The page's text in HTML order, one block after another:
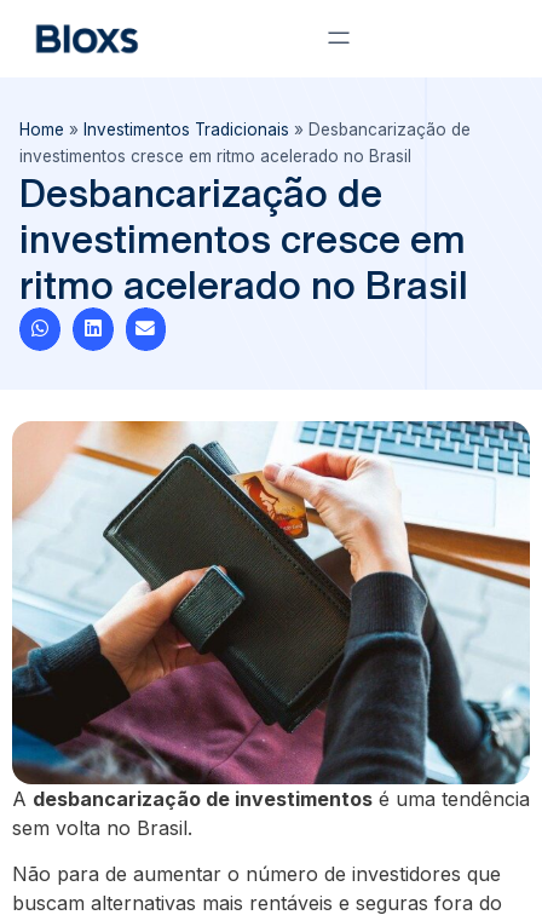
Home » Investimentos Tradicionais » Desbancarização de
investimentos cresce em ritmo acelerado no Brasil
Desbancarização de
investimentos cresce em
ritmo acelerado no Brasil
A desbancarização de investimentos é uma tendência
sem volta no Brasil.
Não para de aumentar o número de investidores que
buscam alternativas mais rentáveis e seguras fora do